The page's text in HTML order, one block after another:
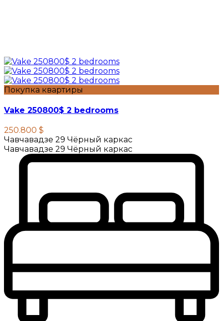
Покупка квартиры
Vake 250800$ 2 bedrooms
250.800 $
Чавчавадзе 29 Чёрный каркас
Чавчавадзе 29 Чёрный каркас